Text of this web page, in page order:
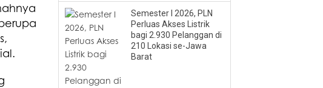
Semester I 2026, PLN
Perluas Akses Listrik
bagi 2.930 Pelanggan di
210 Lokasi se-Jawa
Barat